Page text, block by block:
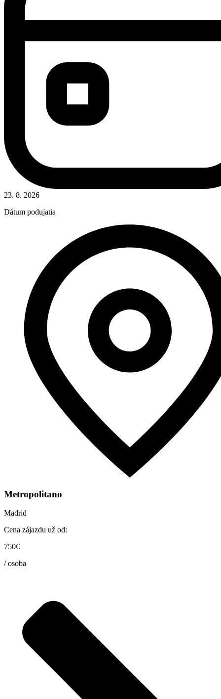
23. 8. 2026
Dátum podujatia
Metropolitano
Madrid
Cena zájazdu už od:
750€
/ osoba